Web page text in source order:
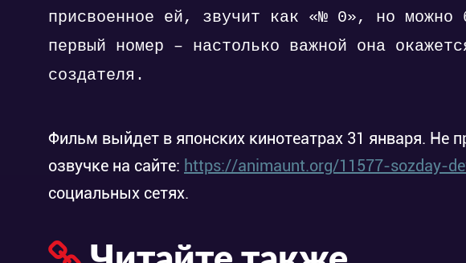
присвоенное ей, звучит как «№ 0», но можно
первый номер – настолько важной она
создателя.
Фильм выйдет в японских кинотеатрах 31 января. Не
озвучке на сайте: https://animaunt.org/11577-sozday-
социальных сетях.